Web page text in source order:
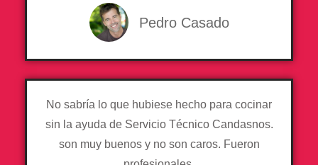
Pedro Casado
No sabría lo que hubiese hecho para cocinar
sin la ayuda de Servicio Técnico Candasnos.
son muy buenos y no son caros. Fueron